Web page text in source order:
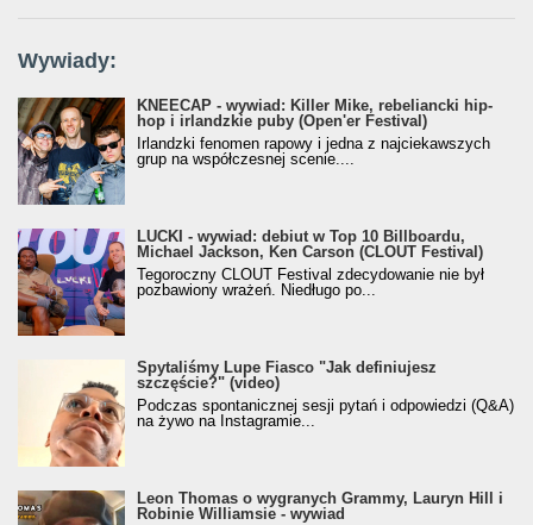
Wywiady:
KNEECAP - wywiad: Killer Mike, rebeliancki hip-
hop i irlandzkie puby (Open'er Festival)
Irlandzki fenomen rapowy i jedna z najciekawszych
grup na współczesnej scenie....
LUCKI - wywiad: debiut w Top 10 Billboardu,
Michael Jackson, Ken Carson (CLOUT Festival)
Tegoroczny CLOUT Festival zdecydowanie nie był
pozbawiony wrażeń. Niedługo po...
Spytaliśmy Lupe Fiasco "Jak definiujesz
szczęście?" (video)
Podczas spontanicznej sesji pytań i odpowiedzi (Q&A)
na żywo na Instagramie...
Leon Thomas o wygranych Grammy, Lauryn Hill i
Robinie Williamsie - wywiad